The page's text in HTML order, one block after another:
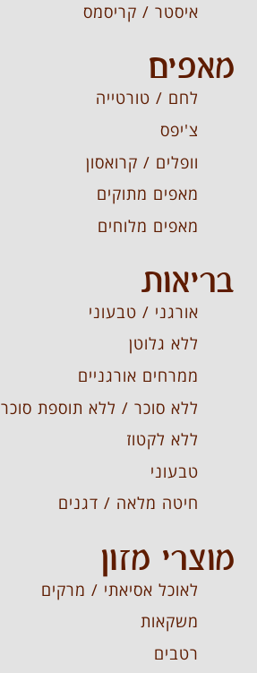
איסטר / קריסמס
מאפים
לחם / טורטייה
צ'יפס
וופלים / קרואסון
מאפים מתוקים
מאפים מלוחים
בריאות
אורגני / טבעוני
ללא גלוטן
ממרחים אורגניים
ללא סוכר / ללא תוספת סוכר
ללא לקטוז
טבעוני
חיטה מלאה / דגנים
מוצרי מזון
לאוכל אסיאתי / מרקים
משקאות
רטבים